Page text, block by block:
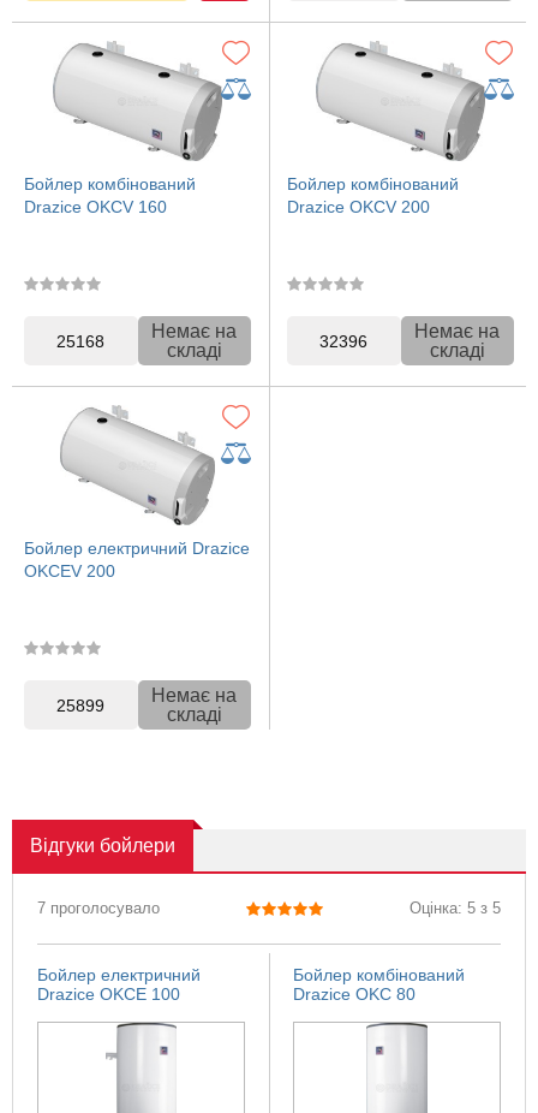
Бойлер комбінований
Drazice OKCV 160
25168
Немає на
складі
Бойлер комбінований
Drazice OKCV 200
32396
Немає на
складі
Бойлер електричний Drazice
OKCEV 200
25899
Немає на
складі
Відгуки бойлери
7 проголосувало Оцінка: 5 з 5
Бойлер електричний
Drazice OKCE 100
Бойлер комбінований
Drazice OKC 80